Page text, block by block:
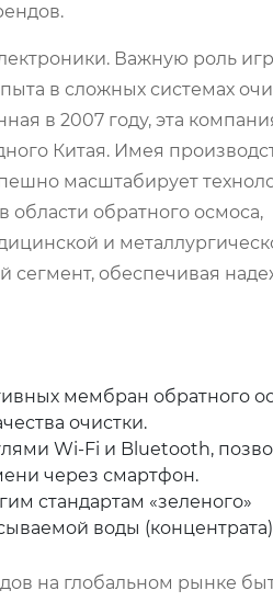
Важную роль
в сложных системах
в 2007 году, эта
Китая. Имея
масштабирует
обратного осмоса,
и
сегмент, обеспечивая
мембран обратного
очистки.
Wi-Fi и Bluetooth,
через смартфон.
стандартам «зеленого»
воды
на глобальном рынке